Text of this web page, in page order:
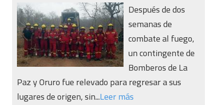
Después de dos
semanas de
combate al fuego,
un contingente de
Bomberos de La
Paz y Oruro fue relevado para regresar a sus
lugares de origen, sin...Leer más